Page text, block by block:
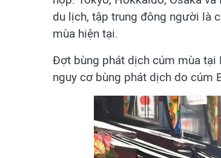
du lịch, tập trung đông người là
mùa hiện tại.
Đợt bùng phát dịch cúm mùa tại
nguy cơ bùng phát dịch do cúm